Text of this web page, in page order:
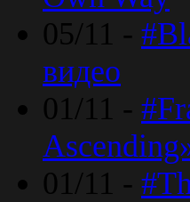
05/11 -
видео
01/11 -
01/11 -